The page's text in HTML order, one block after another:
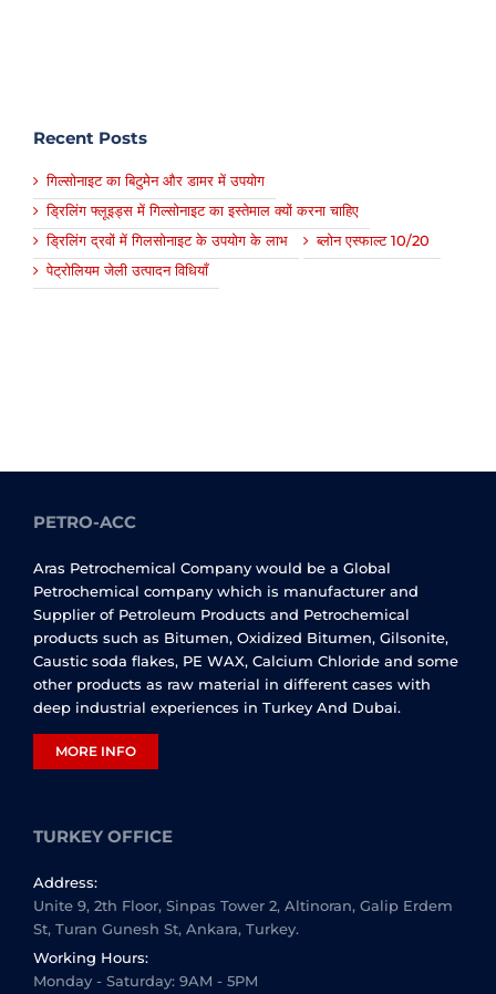
Recent Posts
गिल्सोनाइट का बिटुमेन और डामर में उपयोग
ड्रिलिंग फ्लूइड्स में गिल्सोनाइट का इस्तेमाल क्यों करना चाहिए
ड्रिलिंग द्रवों में गिलसोनाइट के उपयोग के लाभ
ब्लोन एस्फाल्ट 10/20
पेट्रोलियम जेली उत्पादन विधियाँ
PETRO-ACC
Aras Petrochemical Company would be a Global
Petrochemical company which is manufacturer and
Supplier of Petroleum Products and Petrochemical
products such as Bitumen, Oxidized Bitumen, Gilsonite,
Caustic soda flakes, PE WAX, Calcium Chloride and some
other products as raw material in different cases with
deep industrial experiences in Turkey And Dubai.
MORE INFO
TURKEY OFFICE
Address:
Unite 9, 2th Floor, Sinpas Tower 2, Altinoran, Galip Erdem
St, Turan Gunesh St, Ankara, Turkey.
Working Hours:
Monday - Saturday: 9AM - 5PM